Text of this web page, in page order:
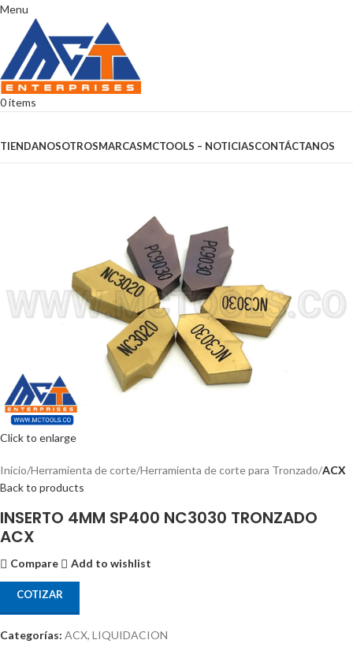
Menu
0items
TIENDANOSOTROSMARCASMCTOOLS – NOTICIASCONTÁCTANOS
Click to enlarge
Inicio Herramienta de corte Herramienta de corte para Tronzado ACX
Back to products
INSERTO 4MM SP400 NC3030 TRONZADO
ACX
Compare Add to wishlist
COTIZAR
Categorías: ACX, LIQUIDACION